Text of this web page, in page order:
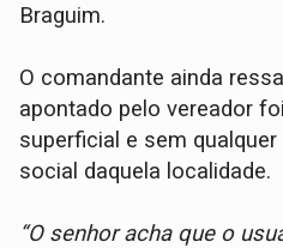
Braguim.
O comandante ainda
apontado pelo vereador
superficial e sem
social daquela localidade.
“O senhor acha que o